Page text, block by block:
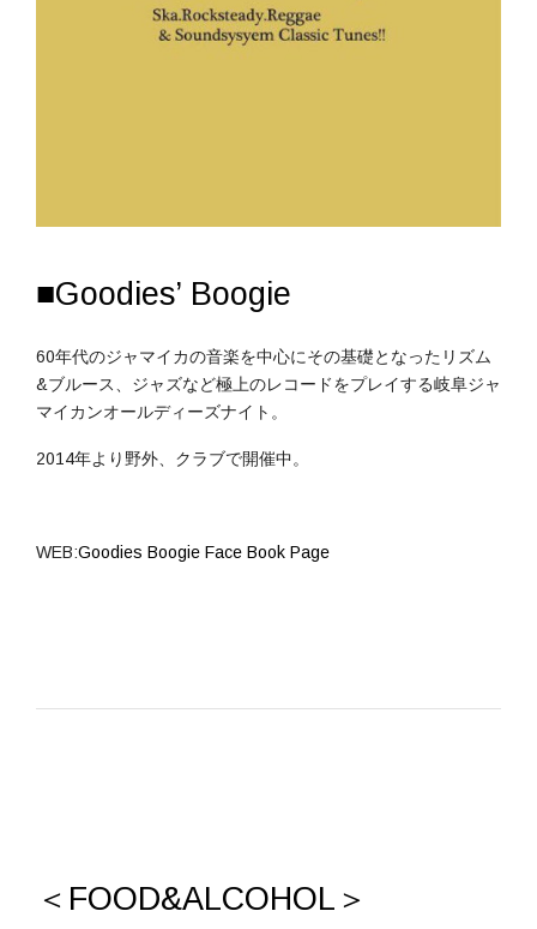
■Goodies’ Boogie
60年代のジャマイカの音楽を中心にその基礎となったリズム
&ブルース、ジャズなど極上のレコードをプレイする岐阜ジャ
マイカンオールディーズナイト。
2014年より野外、クラブで開催中。
WEB:Goodies Boogie Face Book Page
＜FOOD&ALCOHOL＞